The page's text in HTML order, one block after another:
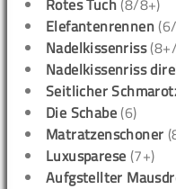
Rotes Tuch (8/8+)
Elefantenrennen
Nadelkissenriss
Nadelkissenriss
Seitlicher
Die Schabe (6)
Matratzenschoner
Luxusparese (7+)
Aufgstellter